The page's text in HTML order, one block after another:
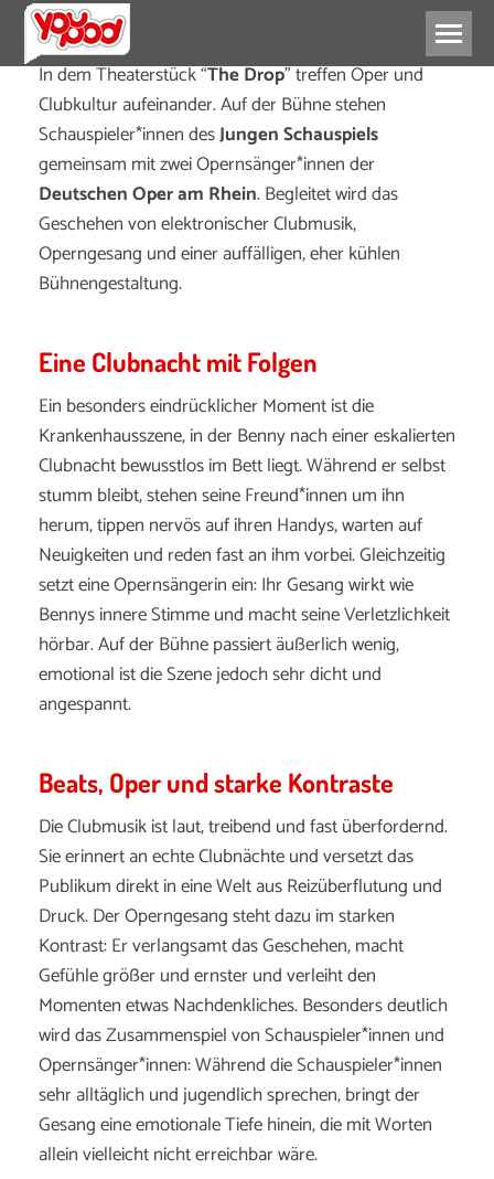
In dem Theaterstück “The Drop” treffen Oper und
Clubkultur aufeinander. Auf der Bühne stehen
Schauspieler*innen desJungen Schauspiels
gemeinsam mit zwei Opernsänger*innen der
Deutschen Oper am Rhein. Begleitet wird das
Geschehen von elektronischer Clubmusik,
Operngesang und einer auffälligen, eher kühlen
Bühnengestaltung.
Eine Clubnacht mit Folgen
Ein besonders eindrücklicher Moment ist die
Krankenhausszene, in der Benny nach einer eskalierten
Clubnacht bewusstlos im Bett liegt. Während er selbst
stumm bleibt, stehen seine Freund*innen um ihn
herum, tippen nervös auf ihren Handys, warten auf
Neuigkeiten und reden fast an ihm vorbei. Gleichzeitig
setzt eine Opernsängerin ein: Ihr Gesang wirkt wie
Bennys innere Stimme und macht seine Verletzlichkeit
hörbar. Auf der Bühne passiert äußerlich wenig,
emotional ist die Szene jedoch sehr dicht und
angespannt.
Beats, Oper und starke Kontraste
Die Clubmusik ist laut, treibend und fast überfordernd.
Sie erinnert an echte Clubnächte und versetzt das
Publikum direkt in eine Welt aus Reizüberflutung und
Druck. Der Operngesang steht dazu im starken
Kontrast: Er verlangsamt das Geschehen, macht
Gefühle größer und ernster und verleiht den
Momenten etwas Nachdenkliches. Besonders deutlich
wird das Zusammenspiel von Schauspieler*innen und
Opernsänger*innen: Während die Schauspieler*innen
sehr alltäglich und jugendlich sprechen, bringt der
Gesang eine emotionale Tiefe hinein, die mit Worten
allein vielleicht nicht erreichbar wäre.